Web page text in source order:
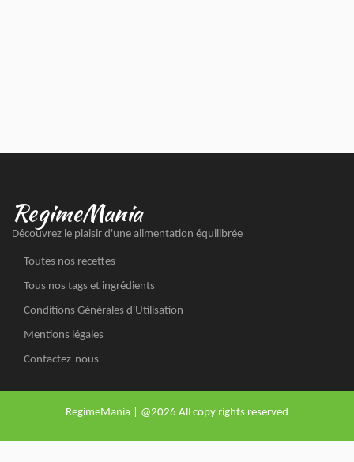
RegimeMania
Découvrez le plaisir d'une alimentation équilibrée
Toutes nos recettes
Tous nos tags et ingrédients
Conditions Générales d'Utilisation
Mentions légales
Contactez-nous
RegimeMania | @2026 All copy rights reserved